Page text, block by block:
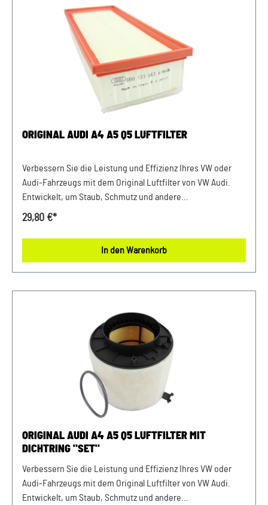
Ersatzteile Verwendung: passend bei vielen Audi A4 A5 Q5
Modellen Unser Service für Sie: Um Fehlkäufe zu vermeiden,
bieten wir Ihnen die Möglichkeit, uns vor Ihrer Bestellung
oder in der Kaufabwicklung die 17-stellige
Fahrgestellnummer(Bsp. VW: WVWZZZ... Audi: WAUZZZ...)
Ihres Fahrzeugs mitzuteilen. Wir prüfen vorab, ob der
gewünschte Artikel zum Fahrzeug passt.
ORIGINAL AUDI A4 A5 Q5 LUFTFILTER
Verbessern Sie die Leistung und Effizienz Ihres VW oder
Audi-Fahrzeugs mit dem Original Luftfilter von VW Audi.
Entwickelt, um Staub, Schmutz und andere
Verunreinigungen fernzuhalten, sorgt dieser Luftfilter für
und hochwertigen Materialien gewährleistet er eine lange
Lebensdauer und zuverlässige Leistung. Halten Sie Ihren
Ersatzteile Verwendung: passend bei vielen Audi A4 A5 Q5
Modellen Unser Service für Sie: Um Fehlkäufe zu vermeiden,
bieten wir Ihnen die Möglichkeit, uns vor Ihrer Bestellung
oder in der Kaufabwicklung die 17-stellige
Fahrgestellnummer(Bsp. VW: WVWZZZ... Audi: WAUZZZ...)
Ihres Fahrzeugs mitzuteilen. Wir prüfen vorab, ob der
gewünschte Artikel zum Fahrzeug passt.
29,80 €*
In den Warenkorb
ORIGINAL AUDI A4 A5 Q5 LUFTFILTER MIT
DICHTRING "SET"
Verbessern Sie die Leistung und Effizienz Ihres VW oder
Audi-Fahrzeugs mit dem Original Luftfilter von VW Audi.
Entwickelt, um Staub, Schmutz und andere